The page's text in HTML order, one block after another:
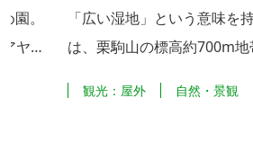
園。
ヤメ
「広い湿地」という意味を
は、栗駒山の標高約700m地
重な高山植物の宝庫となって
観光：屋外 自然・景観